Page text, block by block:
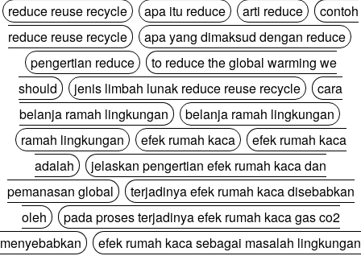
reduce reuse recycle
apa itu reduce arti reduce
contoh
reduce reuse recycle
apa yang dimaksud dengan reduce
pengertian reduce
to reduce the global warming we
should
jenis limbah lunak reduce reuse recycle
cara
belanja ramah lingkungan
belanja ramah lingkungan
ramah lingkungan
efek rumah kaca
efek rumah kaca
adalah
jelaskan pengertian efek rumah kaca dan
pemanasan global
terjadinya efek rumah kaca disebabkan
oleh
pada proses terjadinya efek rumah kaca gas co2
menyebabkan
efek rumah kaca sebagai masalah lingkungan